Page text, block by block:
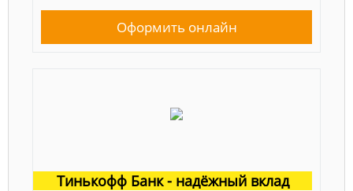
Оформить онлайн
Тинькофф Банк - надёжный вклад